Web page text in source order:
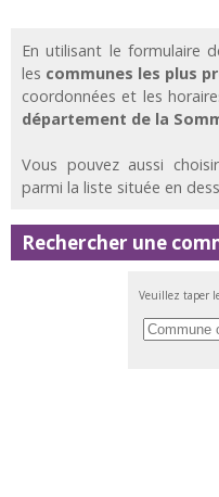
En utilisant le formulaire
les communes les plus
coordonnées et les
département de la
Vous pouvez aussi
parmi la liste située en
Rechercher une
Veuillez taper